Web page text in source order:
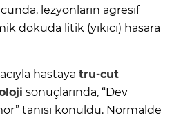
lezyonların agresif
dokuda litik (yıkıcı) hasara
hastaya tru-cut
sonuçlarında, “Dev
tanısı konuldu. Normalde